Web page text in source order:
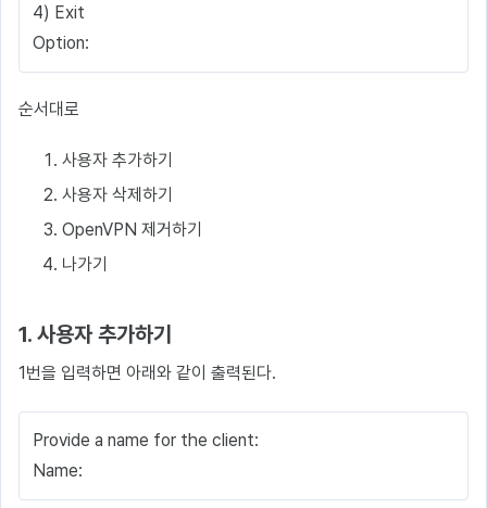
4) Exit
Option:
순서대로
사용자 추가하기
사용자 삭제하기
OpenVPN 제거하기
나가기
1. 사용자 추가하기
1번을 입력하면 아래와 같이 출력된다.
Provide a name for the client:
Name: